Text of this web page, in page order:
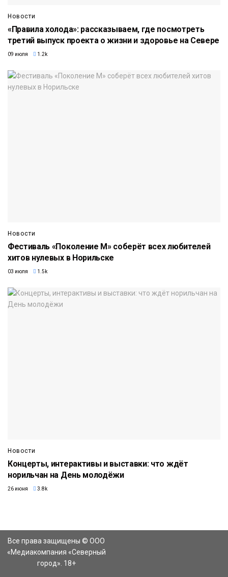
Новости
«Правила холода»: рассказываем, где посмотреть
третий выпуск проекта о жизни и здоровье на Севере
09 июля 1.2k
Новости
Фестиваль «Поколение М» соберёт всех любителей
хитов нулевых в Норильске
03 июля 1.5k
Новости
Концерты, интерактивы и выставки: что ждёт
норильчан на День молодёжи
26 июня 3.8k
Все права защищены © ООО
«Медиакомпания «Северный
город». 18+